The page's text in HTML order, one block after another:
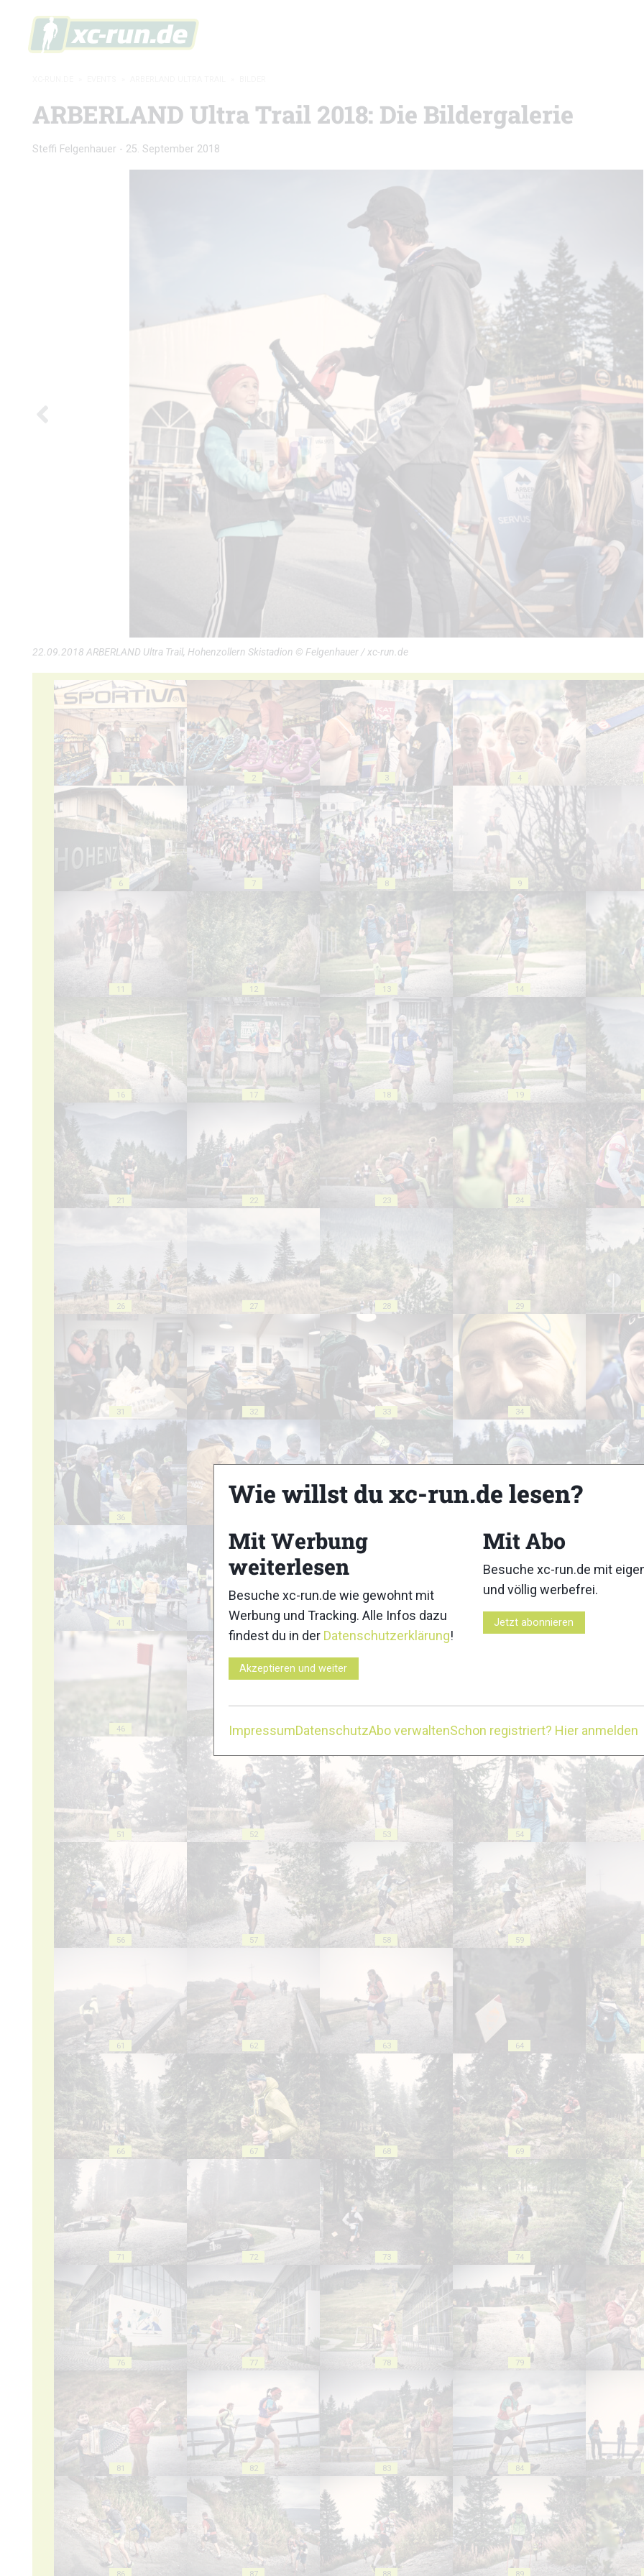
ARBERLAND Ultra Trail 2018: Die Bildergalerie
Steffi Felgenhauer - 25. September 2018
22.09.2018 ARBERLAND Ultra Trail, Hohenzollern Skistadion © Felgenhauer / xc-run.de
1 2 3 4
6 7 8 9
11 12 13 14
16 17 18 19
21 22 23 24
26 27 28 29
31 32 33 34
36
41 42 43 44
46 47 48 49
51 52 53 54
56 57 58 59
61 62 63 64
66 67 68 69
71 72 73 74
76 77 78 79
81 82 83 84
86 87 88 89
Wie willst du xc-run.de lesen?
Mit Werbung
weiterlesen
Besuche xc-run.de wie gewohnt mit
Werbung und Tracking. Alle Infos dazu
findest du in der Datenschutzerklärung!
Akzeptieren und weiter
Mit Abo
Besuche xc-run.de mit
und völlig werbefrei.
Jetzt abonnieren
ImpressumDatenschutzAbo verwaltenSchon registriert? Hier anmelden